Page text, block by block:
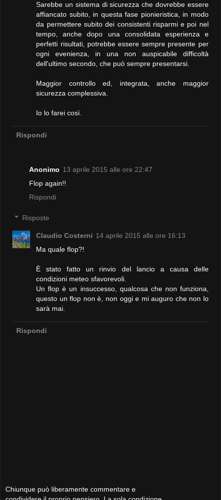
Sarebbe un sistema di sicurezza che dovrebbe essere
affiancato subito, in questa fase pionieristica, in modo
da permettere subito dei consistenti risparmi e poi nel
tempo, anche dopo una consolidata esperienza e
perfetti risultati, potrebbe essere sempre presente per
ogni evenienza, in una non auspicabile difficoltà
dell'ultimo secondo, che può sempre presentarsi.
Maggior controllo ed, integrata, anche maggior
sicurezza complessiva.
Io lo farei così.
Rispondi
Anonimo 13 aprile 2015 alle ore 22:47
Flop again!!
Rispondi
Risposte
Claudio Costerni 14 aprile 2015 alle ore 16:13
Ma quale flop?!
È stato fatto un rinvio del lancio a causa delle
condizioni meteo sfavorevoli.
Un flop è un insuccesso, qualcosa che non funziona,
questo un flop non è, non oggi e mi auguro che non lo
sarà mai.
Rispondi
Chiunque può liberamente commentare e